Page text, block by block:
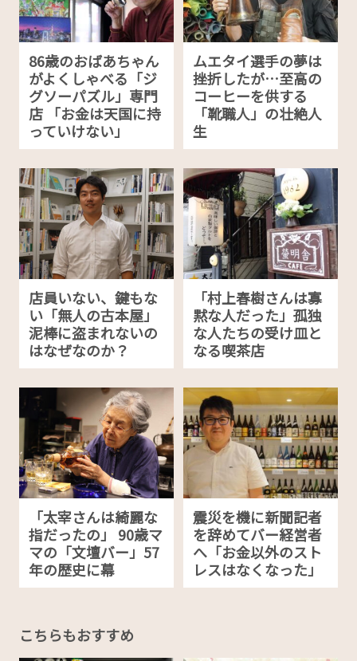
86歳のおばあちゃん
がよくしゃべる「ジ
グソーパズル」専門
店 「お金は天国に持
っていけない」
ムエタイ選手の夢は
挫折したが…至高の
コーヒーを供する
「靴職人」の壮絶人
生
店員いない、鍵もな
い「無人の古本屋」
泥棒に盗まれないの
はなぜなのか？
「村上春樹さんは寡
黙な人だった」孤独
な人たちの受け皿と
なる喫茶店
「太宰さんは綺麗な
指だったの」 90歳マ
マの「文壇バー」57
年の歴史に幕
震災を機に新聞記者
を辞めてバー経営者
へ「お金以外のスト
レスはなくなった」
こちらもおすすめ